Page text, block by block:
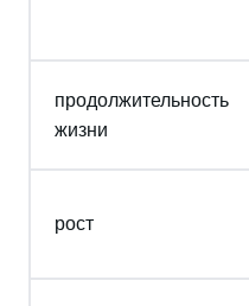
продолжительность
жизни
рост